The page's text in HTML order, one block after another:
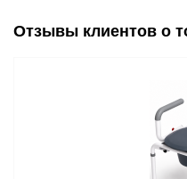
Отзывы клиентов о